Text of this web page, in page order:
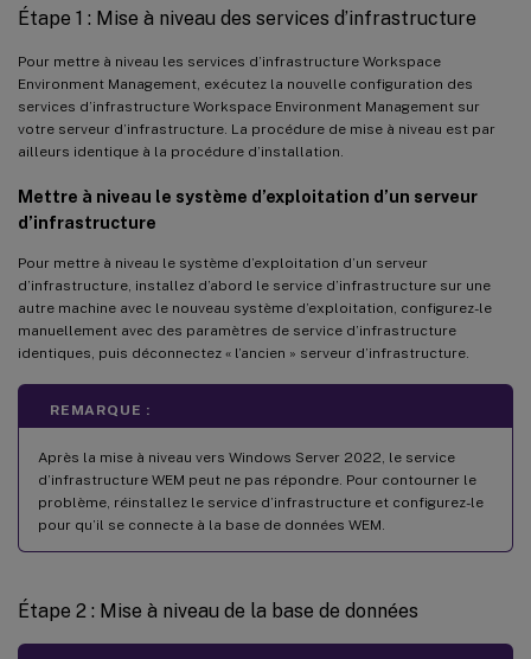
Étape 1 : Mise à niveau des services d’infrastructure
Pour mettre à niveau les services d’infrastructure Workspace
Environment Management, exécutez la nouvelle configuration des
services d’infrastructure Workspace Environment Management sur
votre serveur d’infrastructure. La procédure de mise à niveau est par
ailleurs identique à la procédure d’installation.
Mettre à niveau le système d’exploitation d’un serveur
d’infrastructure
Pour mettre à niveau le système d’exploitation d’un serveur
d’infrastructure, installez d’abord le service d’infrastructure sur une
autre machine avec le nouveau système d’exploitation, configurez-le
manuellement avec des paramètres de service d’infrastructure
identiques, puis déconnectez « l’ancien » serveur d’infrastructure.
REMARQUE :
Après la mise à niveau vers Windows Server 2022, le service
d’infrastructure WEM peut ne pas répondre. Pour contourner le
problème, réinstallez le service d’infrastructure et configurez-le
pour qu’il se connecte à la base de données WEM.
Étape 2 : Mise à niveau de la base de données